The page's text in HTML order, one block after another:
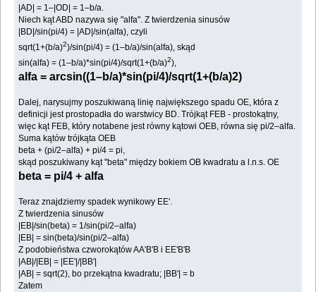
|AD| = 1–|OD| = 1–b/a.
Niech kąt ABD nazywa się "alfa". Z twierdzenia sinusów
|BD|/sin(pi/4) = |AD|/sin(alfa), czyli
sqrt(1+(b/a)2)/sin(pi/4) = (1–b/a)/sin(alfa), skąd
sin(alfa) = (1–b/a)*sin(pi/4)/sqrt(1+(b/a)2),
alfa = arcsin((1–b/a)*sin(pi/4)/sqrt(1+(b/a)2)
Dalej, narysujmy poszukiwaną linię największego spadu OE, która z
definicji jest prostopadła do warstwicy BD. Trójkąt FEB - prostokątny,
więc kąt FEB, który notabene jest równy kątowi OEB, równa się pi/2–alfa.
Suma kątów trójkąta OEB
beta + (pi/2–alfa) + pi/4 = pi,
skąd poszukiwany kąt "beta" między bokiem OB kwadratu a l.n.s. OE
beta = pi/4 + alfa
Teraz znajdziemy spadek wynikowy EE'.
Z twierdzenia sinusów
|EB|/sin(beta) = 1/sin(pi/2–alfa)
|EB| = sin(beta)/sin(pi/2–alfa)
Z podobieństwa czworokątów AA'B'B i EE'B'B
|AB|/|EB| = |EE'|/|BB'|
|AB| = sqrt(2), bo przekątna kwadratu; |BB'| = b
Zatem